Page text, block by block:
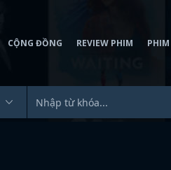
CỘNG ĐỒNG REVIEW PHIM PHIM